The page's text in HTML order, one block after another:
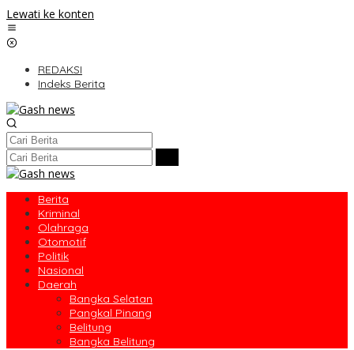
Lewati ke konten
REDAKSI
Indeks Berita
Berita
Kriminal
Olahraga
Otomotif
Politik
Nasional
Daerah
Bangka Selatan
Pangkal Pinang
Belitung
Bangka Belitung